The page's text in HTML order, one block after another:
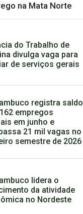
na Mata Norte
do Trabalho de
divulga vaga para
de serviços gerais
registra saldo
empregos
em junho e
21 mil vagas no
semestre de 2026
lidera o
da atividade
no Nordeste